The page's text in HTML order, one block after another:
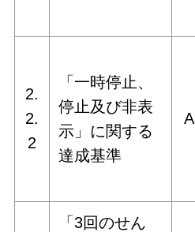
2.
2.
2
「一時停止、
停止及び非表
示」に関する
達成基準
A
「3回のせん